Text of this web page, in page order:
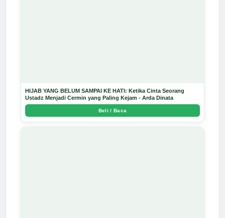
HIJAB YANG BELUM SAMPAI KE HATI: Ketika Cinta Seorang
Ustadz Menjadi Cermin yang Paling Kejam - Arda Dinata
Beli / Baca